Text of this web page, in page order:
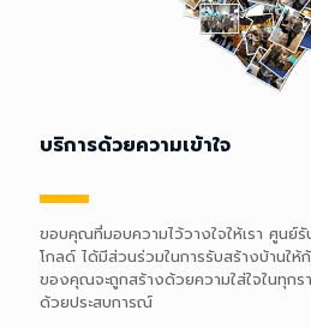
เราคือเชี่ยวชาญการสร้างบ้านมาเป็นระยะ
ออกแบบบ้านที่ไม่เหมือนใคร เป็นเอกลัก
ตอนการทำงาน จึงได้รับความเชี่อถือจากลู
"บ้าน..คือจุดเริ่มต้นของกำลังใจในครอบครัว
บริการด้วยความเข้าใจ
บริการด้วยความเข้าใจ
ขอบคุณที่มอบความไว้วางใจให้เรา ศูนย์รั
โกลด์ ได้มีส่วนร่วมในการรับสร้างบ้านให้
ของคุณจะถูกสร้างด้วยความใส่ใจในทุกร
ด้วยประสบการณ์